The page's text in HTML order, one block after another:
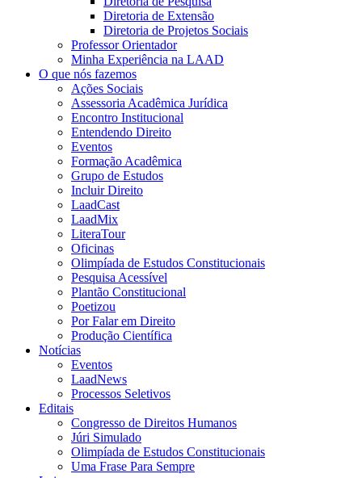
Diretoria de Extensão
Diretoria de Projetos Sociais
Professor Orientador
Minha Experiência na LAAD
O que nós fazemos
Ações Sociais
Assessoria Acadêmica Jurídica
Encontro Institucional
Entendendo Direito
Eventos
Formação Acadêmica
Grupo de Estudos
Incluir Direito
LaadCast
LaadMix
LiteraTour
Oficinas
Olimpíada de Estudos Constitucionais
Pesquisa Acessível
Plantão Constitucional
Poetizou
Por Falar em Direito
Produção Científica
Notícias
Eventos
LaadNews
Processos Seletivos
Editais
Congresso de Direitos Humanos
Júri Simulado
Olimpíada de Estudos Constitucionais
Uma Frase Para Sempre